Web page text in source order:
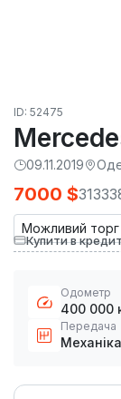
ID: 52475
09.11.2019
Можливий торг
7000 $
Купити в
Одометр
400 000
Передача
Механіка